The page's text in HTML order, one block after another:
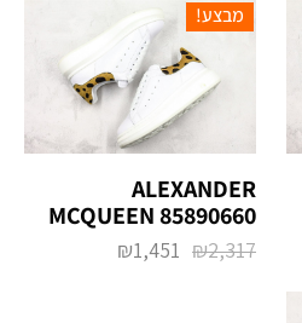
מבצע!
ALEXANDER
MCQUEEN 85890660
₪2,317
₪1,451